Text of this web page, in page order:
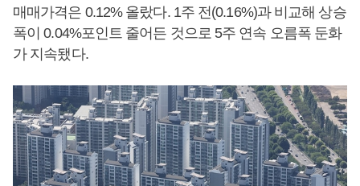
매매가격은 0.12% 올랐다. 1주 전(0.16%)과 비교해 상승
폭이 0.04%포인트 줄어든 것으로 5주 연속 오름폭 둔화
가 지속됐다.